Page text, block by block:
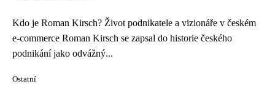
Kdo je Roman Kirsch? Život podnikatele a vizionáře v českém
e-commerce Roman Kirsch se zapsal do historie českého
podnikání jako odvážný...
Ostatní